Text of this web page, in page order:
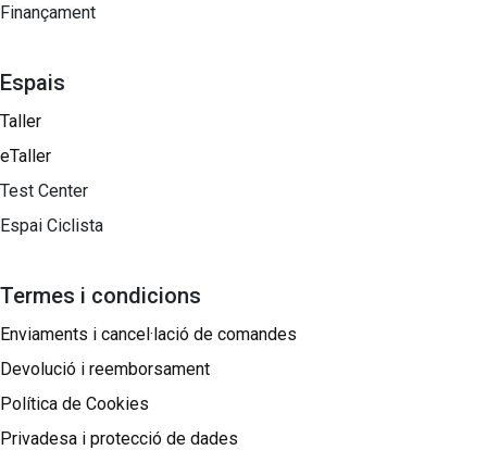
Finançament
Espais
Taller
eTaller
Test Center
Espai Ciclista
Termes i condicions
Enviaments i cancel·lació de comandes
Devolució i reemborsament
Política de Cookies
Privadesa i protecció de dades